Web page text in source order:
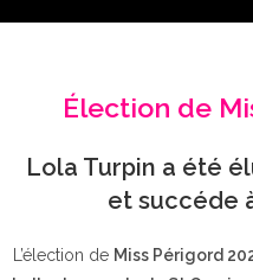
Élection de
Lola Turpin a été
et succéde
L’élection de Miss Périgord